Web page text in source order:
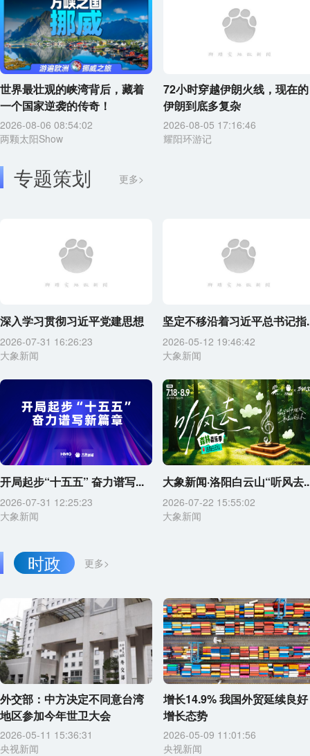
世界最壮观的峡湾背后，藏着
一个国家逆袭的传奇！
2026-08-06 08:54:02
两颗太阳Show
72小时穿越伊朗火线，现在的
伊朗到底多复杂
2026-08-05 17:16:46
耀阳环游记
专题策划 更多>
深入学习贯彻习近平党建思想
2026-07-31 16:26:23
大象新闻
坚定不移沿着习近平总书记指
2026-05-12 19:46:42
大象新闻
开局起步“十五五” 奋力谱写...
2026-07-31 12:25:23
大象新闻
大象新闻·洛阳白云山“听风去
2026-07-22 15:55:02
大象新闻
更多>
时政
外交部：中方决定不同意台湾
地区参加今年世卫大会
2026-05-11 15:36:31
央视新闻
增长14.9% 我国外贸延续良好
增长态势
2026-05-09 11:01:56
央视新闻